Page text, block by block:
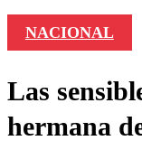
NACIONAL
Las
hermana